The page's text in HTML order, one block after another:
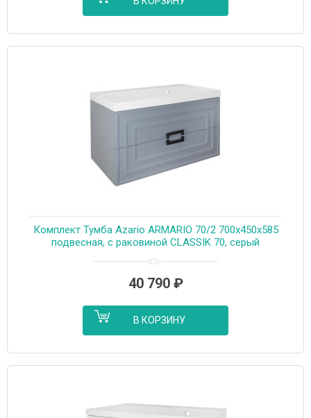
Комплект Тумба Azario ARMARIO 70/2 700х450х585
подвесная, с раковиной CLASSIK 70, серый
40 790 ₽
В КОРЗИНУ